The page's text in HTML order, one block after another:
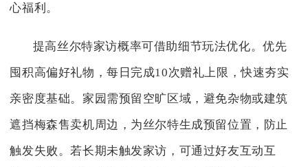
心福利。
提高丝尔特家访概率可借助细节玩法优化。优先
囤积高偏好礼物，每日完成10次赠礼上限，快速夯实
亲密度基础。家园需预留空旷区域，避免杂物或建筑
遮挡梅森售卖机周边，为丝尔特生成预留位置，防止
触发失败。若长期未触发家访，可通过好友互动互